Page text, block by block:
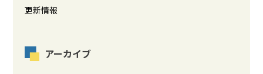
更新情報
アーカイブ